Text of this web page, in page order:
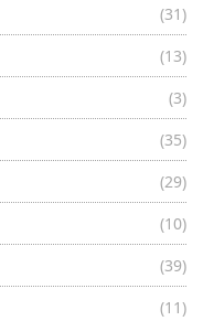
(31)
(13)
(3)
(35)
(29)
(10)
(39)
(11)